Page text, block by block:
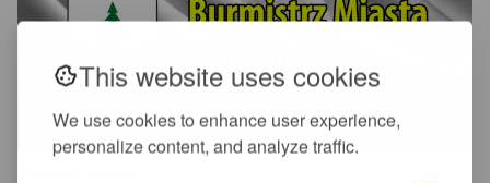
This website uses cookies
We use cookies to enhance user experience,
personalize content, and analyze traffic.